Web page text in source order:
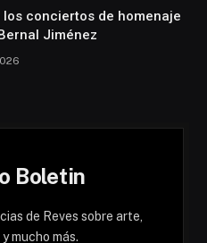
los conciertos de homenaje
Jiménez
Boletin
de Reves sobre arte,
mucho más.